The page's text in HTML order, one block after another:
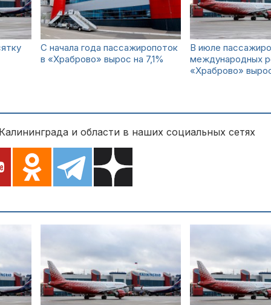
С начала года пассажиропоток
в «Храброво» вырос на 7,1%
В июле
международных
«Храброво»
и области в наших социальных сетях